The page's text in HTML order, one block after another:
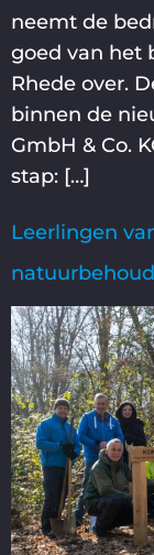
neemt de
goed van het
Rhede over.
binnen de
GmbH & Co.
stap: […]
Leerlingen
natuurbehoud